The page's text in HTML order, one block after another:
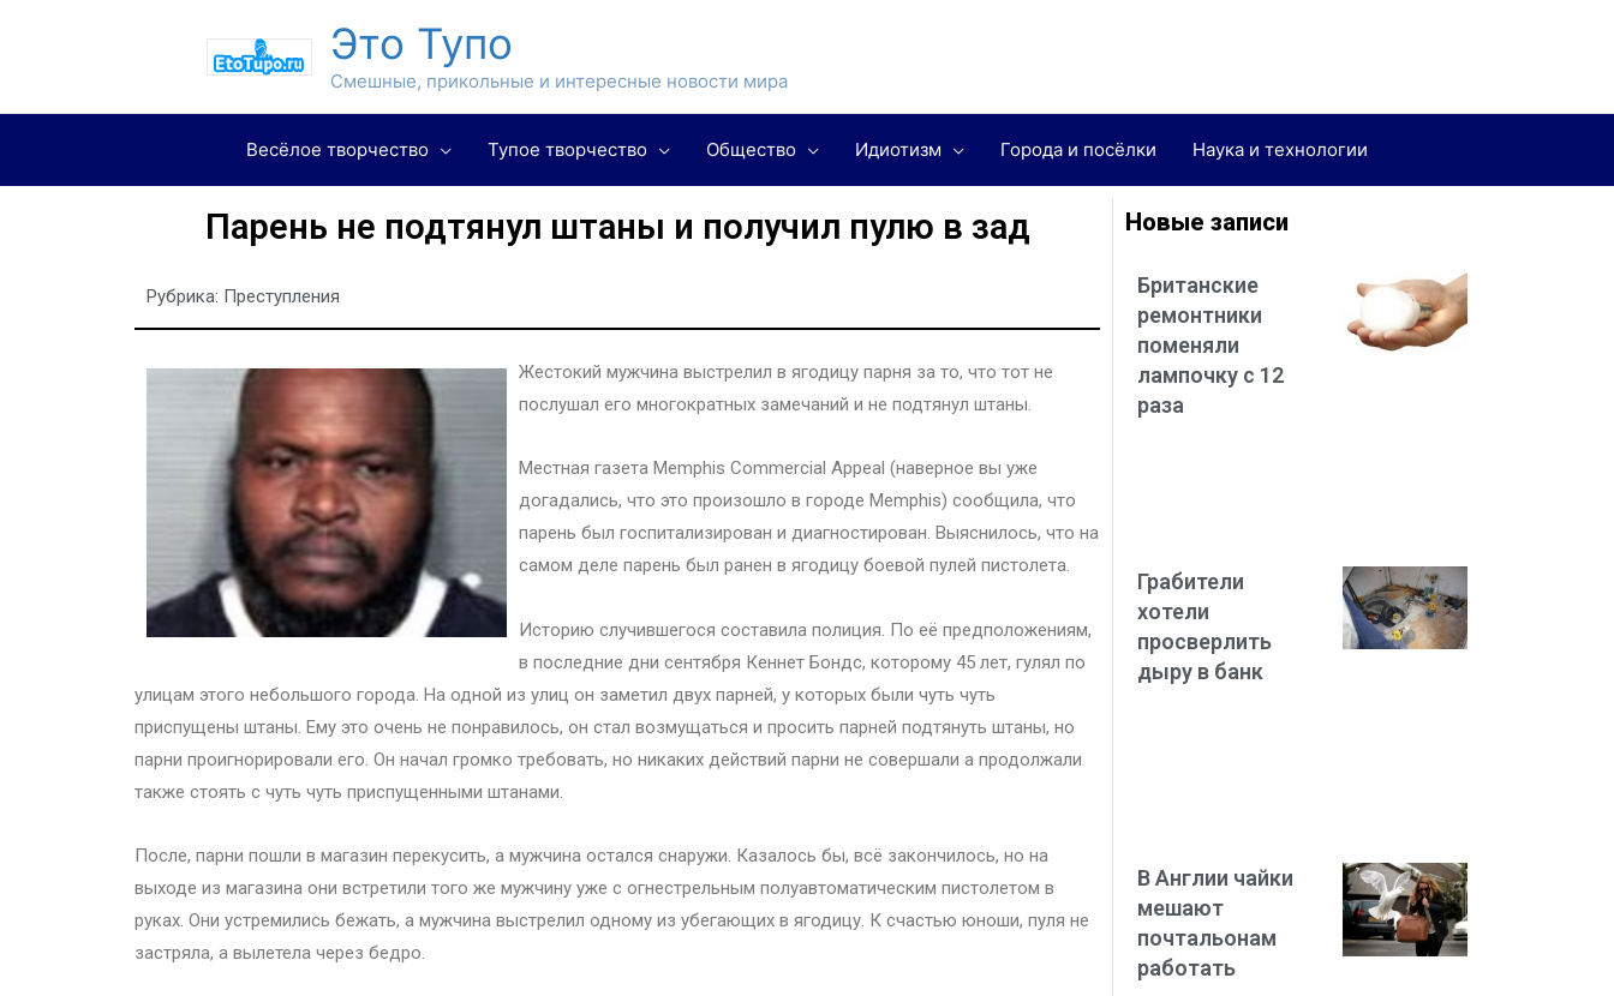
Это Тупо
Смешные, прикольные и интересные новости мира
Весёлое творчество Тупое творчество Общество Идиотизм Города и посёлки Наука и технологии
Парень не подтянул штаны и получил пулю в зад
Рубрика: Преступления
Жестокий мужчина выстрелил в ягодицу парня за то, что тот не
послушал его многократных замечаний и не подтянул штаны.
Местная газета Memphis Commercial Appeal (наверное вы уже
догадались, что это произошло в городе Memphis) сообщила, что
парень был госпитализирован и диагностирован. Выяснилось, что на
самом деле парень был ранен в ягодицу боевой пулей пистолета.
Историю случившегося составила полиция. По её предположениям,
в последние дни сентября Кеннет Бондс, которому 45 лет, гулял по
улицам этого небольшого города. На одной из улиц он заметил двух парней, у которых были чуть чуть
приспущены штаны. Ему это очень не понравилось, он стал возмущаться и просить парней подтянуть штаны, но
парни проигнорировали его. Он начал громко требовать, но никаких действий парни не совершали а продолжали
также стоять с чуть чуть приспущенными штанами.
После, парни пошли в магазин перекусить, а мужчина остался снаружи. Казалось бы, всё закончилось, но на
выходе из магазина они встретили того же мужчину уже с огнестрельным полуавтоматическим пистолетом в
руках. Они устремились бежать, а мужчина выстрелил одному из убегающих в ягодицу. К счастью юноши, пуля не
застряла, а вылетела через бедро.
Новые записи
Британские
ремонтники
поменяли
лампочку с 12
раза
Грабители
хотели
просверлить
дыру в банк
В Англии чайки
мешают
почтальонам
работать